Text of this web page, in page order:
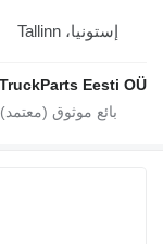
إستونيا، Tallinn
TruckParts Eesti